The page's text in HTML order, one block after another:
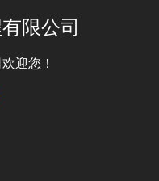
限公司
迎您！